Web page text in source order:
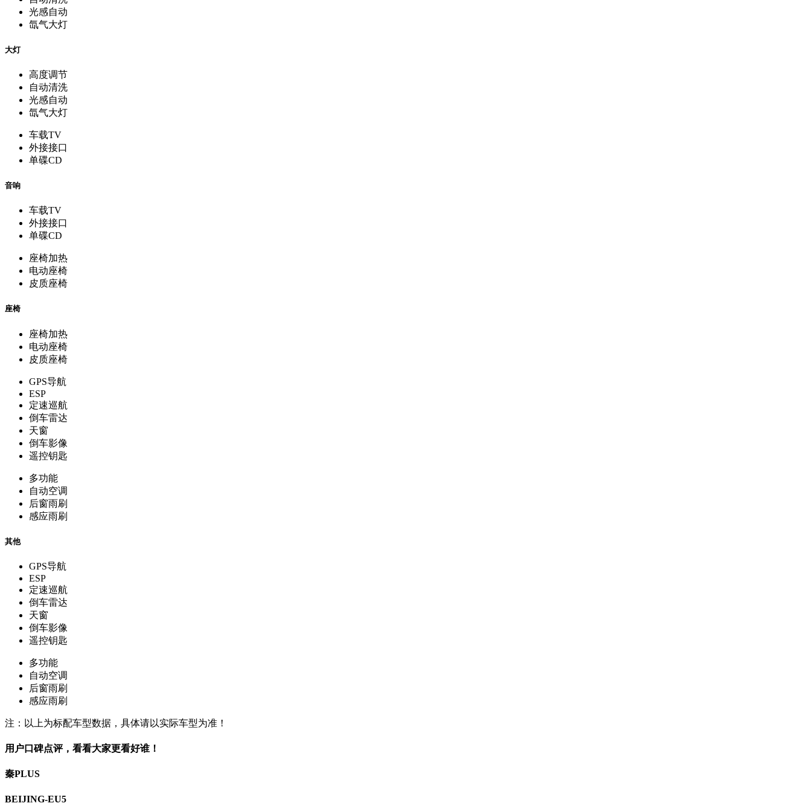
光感自动
氙气大灯
大灯
高度调节
自动清洗
光感自动
氙气大灯
车载TV
外接接口
单碟CD
音响
车载TV
外接接口
单碟CD
座椅加热
电动座椅
皮质座椅
座椅
座椅加热
电动座椅
皮质座椅
GPS导航
ESP
定速巡航
倒车雷达
天窗
倒车影像
遥控钥匙
多功能
自动空调
后窗雨刷
感应雨刷
其他
GPS导航
ESP
定速巡航
倒车雷达
天窗
倒车影像
遥控钥匙
多功能
自动空调
后窗雨刷
感应雨刷
注：以上为标配车型数据，具体请以实际车型为准！
用户口碑点评，看看大家更看好谁！
秦PLUS
BEIJING-EU5